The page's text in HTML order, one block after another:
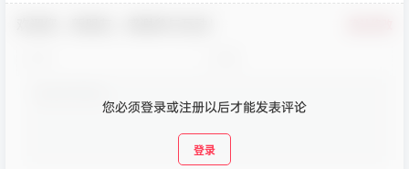
您必须登录或注册以后才能发表评论
登录